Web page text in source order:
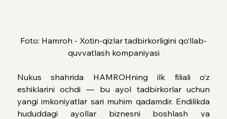
Foto: Hamroh - Xotin-qizlar tadbirkorligini qo‘llab-
quvvatlash kompaniyasi
Nukus shahrida HAMROHning ilk filiali o‘z
eshiklarini ochdi — bu ayol tadbirkorlar uchun
yangi imkoniyatlar sari muhim qadamdir. Endilikda
hududdagi ayollar biznesni boshlash va